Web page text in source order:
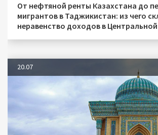
От нефтяной ренты Казахстана до
мигрантов в Таджикистан: из чего
неравенство доходов в
20.07